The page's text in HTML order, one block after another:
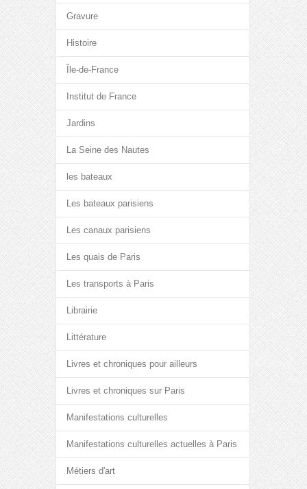
Gravure
Histoire
Île-de-France
Institut de France
Jardins
La Seine des Nautes
les bateaux
Les bateaux parisiens
Les canaux parisiens
Les quais de Paris
Les transports à Paris
Librairie
Littérature
Livres et chroniques pour ailleurs
Livres et chroniques sur Paris
Manifestations culturelles
Manifestations culturelles actuelles à Paris
Métiers d'art